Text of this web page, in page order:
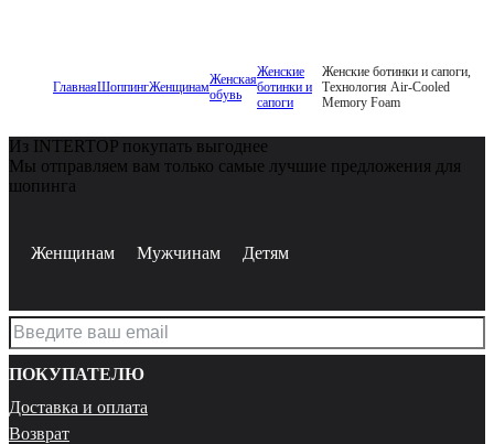
ГлавнаяШоппингЖенщинамЖенская
обувь
Женские
ботинки и
сапоги
Женские ботинки и сапоги,
Технология Air-Cooled
Memory Foam
Из INTERTOP покупать выгоднее
Мы отправляем вам только самые лучшие предложения для
шопинга
Женщинам Мужчинам Детям
ПОКУПАТЕЛЮ
Доставка и оплата
Возврат